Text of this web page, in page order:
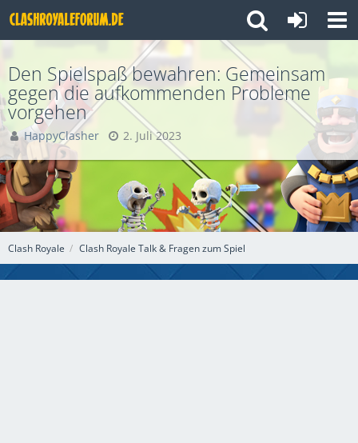
Clash Royale Clash Royale Talk & Fragen zum Spiel
Den Spielspaß bewahren: Gemeinsam
gegen die aufkommenden Probleme
vorgehen
HappyClasher 2. Juli 2023